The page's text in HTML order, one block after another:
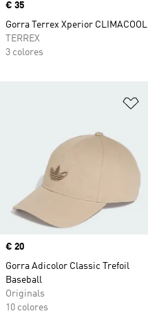
Precio
€ 35
Gorra Terrex Xperior CLIMACOOL
TERREX
3 colores
Precio
€ 20
Gorra Adicolor Classic Trefoil
Baseball
Originals
10 colores